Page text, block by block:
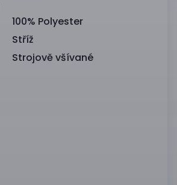
100% Polyester
Stříž
Strojově všívané